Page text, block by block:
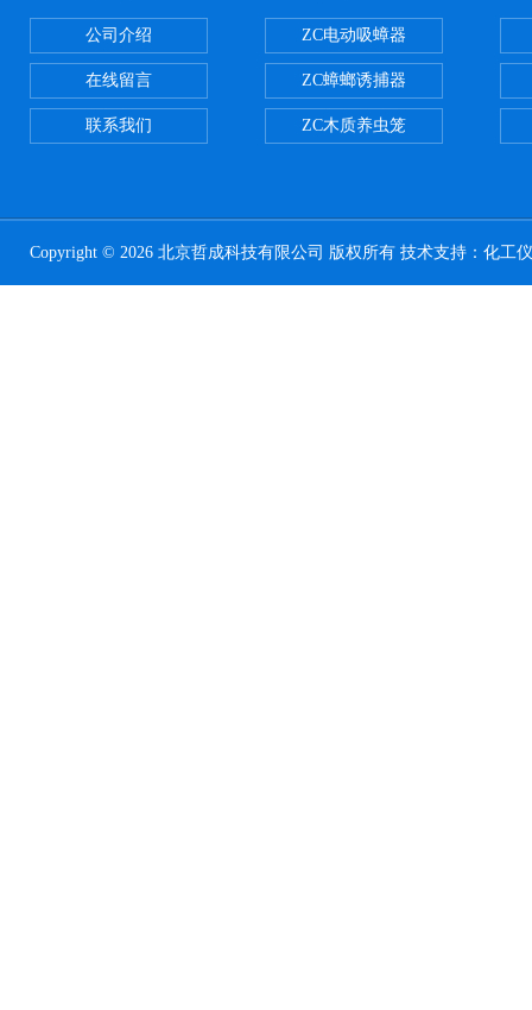
公司介绍
在线留言
联系我们
ZC电动吸蟑器
ZC蟑螂诱捕器
ZC木质养虫笼
Copyright © 2026 北京哲成科技有限公司 版权所有 技术支持： 化工